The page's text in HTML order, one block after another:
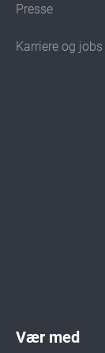
Presse
Karriere og jobs
Vær med